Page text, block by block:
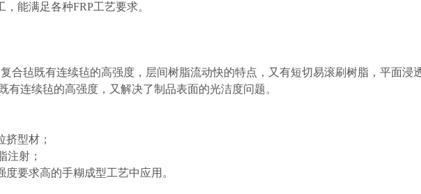
，能满足各种FRP工艺要求。
合毡既有连续毡的高强度，层间树脂流动快的特点，又有短切易滚刷树脂，平面浸
有连续毡的高强度，又解决了制品表面的光洁度问题。
挤型材；
注射；
度要求高的手糊成型工艺中应用。